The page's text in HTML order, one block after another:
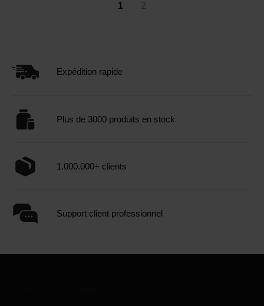
1 2
Expédition rapide
Plus de 3000 produits en stock
1.000.000+ clients
Support client professionnel